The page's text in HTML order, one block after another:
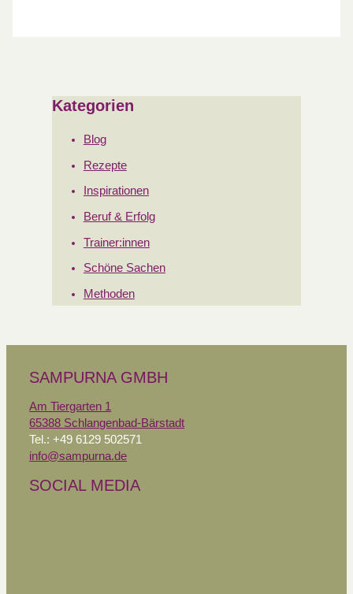
Kategorien
Blog
Rezepte
Inspirationen
Beruf & Erfolg
Trainer:innen
Schöne Sachen
Methoden
SAMPURNA GMBH
Am Tiergarten 1
65388 Schlangenbad-Bärstadt
Tel.: +49 6129 502571
info@sampurna.de
SOCIAL MEDIA